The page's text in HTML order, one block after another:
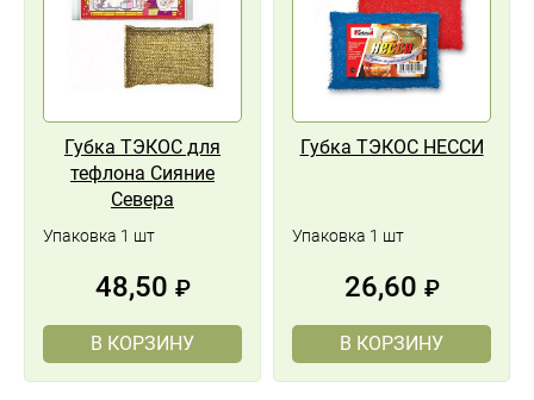
Губка ТЭКОС для
тефлона Сияние
Севера
Упаковка 1 шт
48,50 ₽
В КОРЗИНУ
Губка ТЭКОС НЕССИ
Упаковка 1 шт
26,60 ₽
В КОРЗИНУ